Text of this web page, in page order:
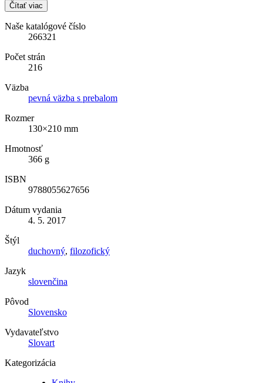
Čítať viac
Naše katalógové číslo
266321
Počet strán
216
Väzba
pevná väzba s prebalom
Rozmer
130×210 mm
Hmotnosť
366 g
ISBN
9788055627656
Dátum vydania
4. 5. 2017
Štýl
duchovný, filozofický
Jazyk
slovenčina
Pôvod
Slovensko
Vydavateľstvo
Slovart
Kategorizácia